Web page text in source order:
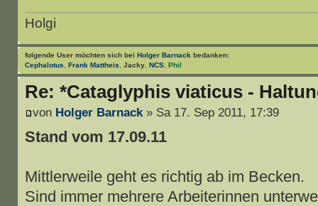
Holgi
folgende User möchten sich bei Holger Barnack bedanken:
Cephalotus
Frank Mattheis Jacky, NCS, Phil
Re: *Cataglyphis viaticus -
von Holger Barnack» Sa 17. Sep 2011, 17:39
Stand vom 17.09.11
Mittlerweile geht es richtig ab im Becken.
Sind immer mehrere Arbeiterinnen